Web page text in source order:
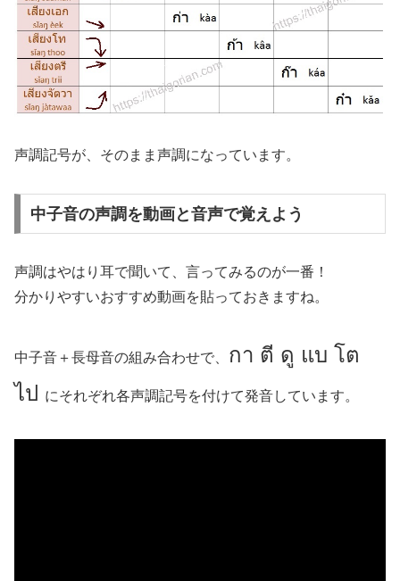
声調記号が、そのまま声調になっています。
中子音の声調を動画と音声で覚えよう
声調はやはり耳で聞いて、言ってみるのが一番！
分かりやすいおすすめ動画を貼っておきますね。
中子音＋長母音の組み合わせで、 กา ตี ดู แบ โต
ไป
にそれぞれ各声調記号を付けて発音しています。